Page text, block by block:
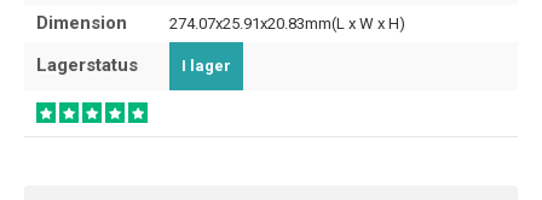
Dimension 274.07x25.91x20.83mm(L x W x H)
Lagerstatus I lager